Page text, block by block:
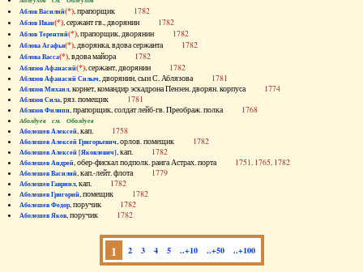
Аблов Василий(*), прапорщик 1782
Аблов Иван(*), сержант гв., дворянин 1782
Аблов Терентий(*), прапорщик, дворянин 1782
Аблова Агафья(*), дворянка, вдова сержанта 1782
Аблова Васса(*), вдова майора 1782
Аблязов Афанасий(*), сержант, дворянин 1782
Аблязов Афанасий Силыч, дворянин, сын С. Аблязова 1781
Аблязов Михаил, корнет, командир эскадрона Пензен. дворян. корпуса 1774
Аблязов Сила, ряз. помещик 1781
Аблязов Филипп, прапорщик, солдат лейб-гв. Преображ. полка 1768
Аболдуев см. Оболдуев
Аболешев Алексей, кап. 1758
Аболешев Алексей Григорьевич, орлов. помещик 1782
Аболешев Алексей [Яковлевич], кап. 1782
Аболешев Андрей, обер-фискал подполк. ранга Астрах. порта 1751, 1765, 1782
Аболешев Василий, кап.-лейт. флота 1779
Аболешев Гавриил, кап. 1782
Аболешев Григорий, помещик 1782
Аболешев Федор, поручик 1782
Аболешев Яков, поручик 1782
1 2 3 4 5 ..+10 ..+50 ..+100